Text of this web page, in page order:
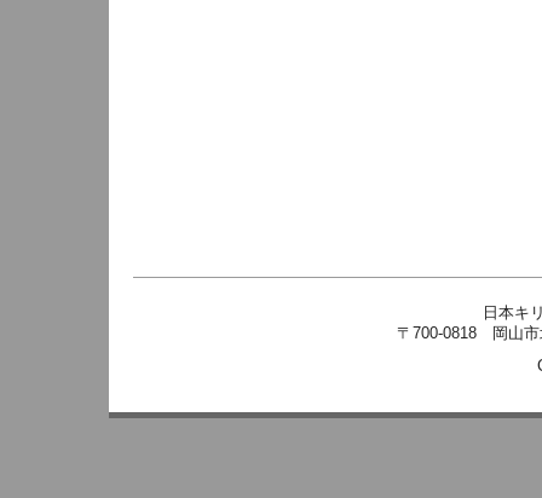
日本キ
〒700-0818 岡山市